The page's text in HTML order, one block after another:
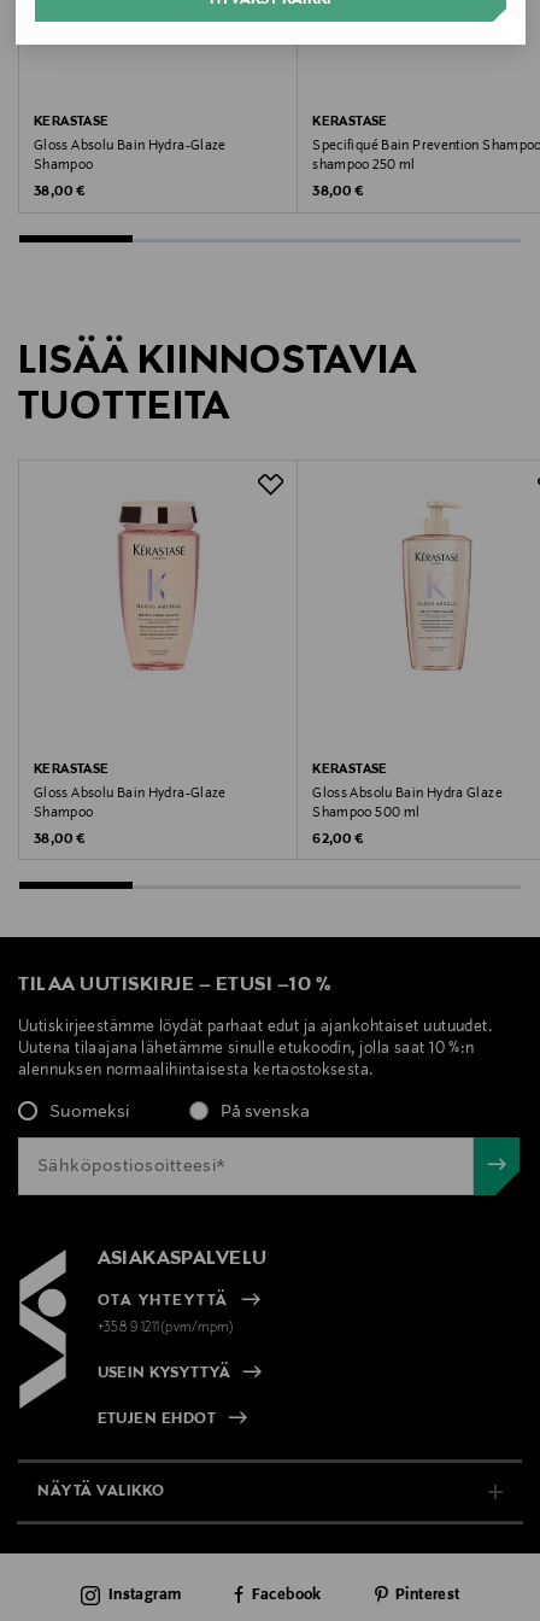
ulottumattomissa.
Väri
Valmistusmaa
Espanja
Loreal Finland Oy
Valmistajan osoite
Digitaalinen osoite
neuvonta@loreal.com
ehkäisevä, hellävarainen
KERASTASE
Gloss Absolu Bain Hydra-Glaze
Shampoo
Original Price
38,00 €
KERASTASE
Specifiqué Bain Prevention
shampoo 250 ml
Original Price
38,00 €
LISÄÄ KIINNOSTAVIA
TUOTTEITA
KERASTASE
Gloss Absolu Bain Hydra-Glaze
Shampoo
Original Price
38,00 €
KERASTASE
Gloss Absolu Bain Hydra Glaze
Shampoo 500 ml
Original Price
62,00 €
TILAA UUTISKIRJE – ETUSI –10 %
Uutiskirjeestämme löydät parhaat edut ja ajankohtaiset uutuudet.
Uutena tilaajana lähetämme sinulle etukoodin, jolla saat 10 %:n
alennuksen normaalihintaisesta kertaostoksesta.
Suomeksi På svenska
ASIAKASPALVELU
OTA YHTEYTTÄ
+358 9 1211(pvm/mpm)
USEIN KYSYTTYÄ
ETUJEN EHDOT
NÄYTÄ VALIKKO
AJANKOHTAISTA
Instagram Facebook Pinterest